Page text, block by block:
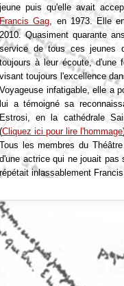
jeune puis qu'elle avait
Francis Gag, en 1973. Elle
2010. Quasiment quarante
service de tous ces jeunes
toujours à leur écoute, d'une
visant toujours l'excellence
Voyageuse infatigable, elle a
lui a témoigné sa
Estrosi, en la cathédrale
(Cliquez ici pour lire l'hommage
Tous les membres du
d'une actrice qui ne jouait
répétait inlassablement